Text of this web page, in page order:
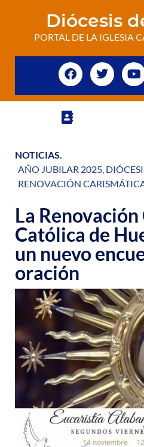
Diócesis
PORTAL DE LA IGLESIA
NOTICIAS.
AÑO JUBILAR 2025,
RENOVACIÓN
La
Católica de
un nuevo
oración